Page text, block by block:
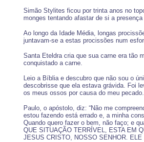
Simão Stylites ficou por trinta anos no
monges tentando afastar de si a
Ao longo da Idade Média, longas
juntavam-se a estas procissões num
Santa Eteldra cria que sua carne era tão
conquistado a carne.
Leio a Bíblia e descubro que não sou o
descobrisse que ela estava grávida. Foi
os meus ossos por causa do meu
Paulo, o apóstolo, diz: “Não me
estou fazendo está errado e, a minha
Quando quero fazer o bem, não faço; e
QUE SITUAÇÃO TERRÍVEL, ESTA EM
JESUS CRISTO, NOSSO SENHOR.